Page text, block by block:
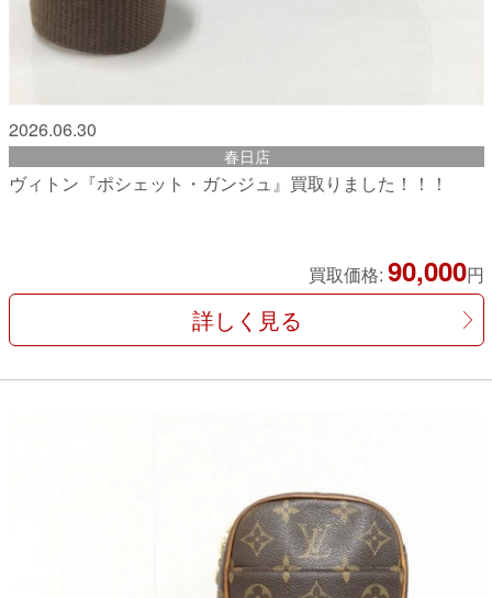
2026.06.30
春日店
ヴィトン『ポシェット・ガンジュ』買取りました！！！
買取価格: 90,000円
詳しく見る